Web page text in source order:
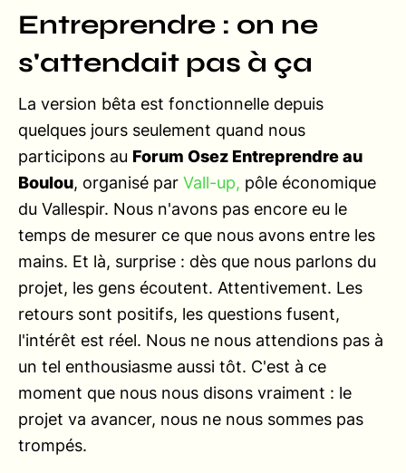
Entreprendre : on ne
s'attendait pas à ça
La version bêta est fonctionnelle depuis
quelques jours seulement quand nous
participons au Forum Osez Entreprendre au
Boulou, organisé par Vall-up, pôle économique
du Vallespir. Nous n'avons pas encore eu le
temps de mesurer ce que nous avons entre les
mains. Et là, surprise : dès que nous parlons du
projet, les gens écoutent. Attentivement. Les
retours sont positifs, les questions fusent,
l'intérêt est réel. Nous ne nous attendions pas à
un tel enthousiasme aussi tôt. C'est à ce
moment que nous nous disons vraiment : le
projet va avancer, nous ne nous sommes pas
trompés.